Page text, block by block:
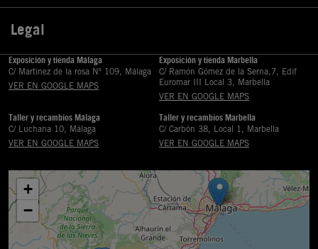
Legal
Exposición y tienda Málaga
C/ Martinez de la rosa Nº 109, Málaga
VER EN GOOGLE MAPS
Exposición y tienda Marbella
C/ Ramón Gómez de la Serna,7, Edif
Euromar III Local 3, Marbella
VER EN GOOGLE MAPS
Taller y recambios Málaga
C/ Luchana 10, Málaga
VER EN GOOGLE MAPS
Taller y recambios Marbella
C/ Carbón 38, Local 1, Marbella
VER EN GOOGLE MAPS
+
−